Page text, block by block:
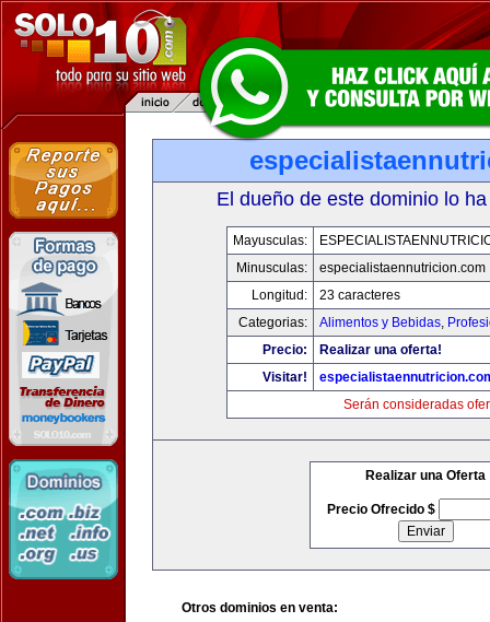
El dueño de este dominio lo
Mayusculas:
Minusculas:
especialistaennutricion.com
Longitud:
23 caracteres
Categorias:
Alimentos y Bebidas,
Precio:
Realizar una oferta!
Visitar!
Serán consideradas
Realizar una Oferta
Precio Ofrecido $
Otros dominios en venta: